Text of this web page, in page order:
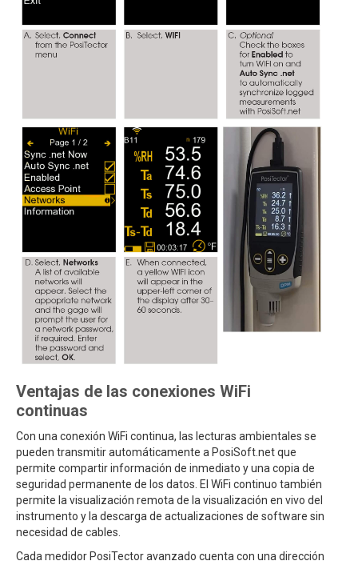
Ventajas de las conexiones WiFi
continuas
Con una conexión WiFi continua, las lecturas ambientales se
pueden transmitir automáticamente a PosiSoft.net que
permite compartir información de inmediato y una copia de
seguridad permanente de los datos. El WiFi continuo también
permite la visualización remota de la visualización en vivo del
instrumento y la descarga de actualizaciones de software sin
necesidad de cables.
Cada medidor PosiTector avanzado cuenta con una dirección